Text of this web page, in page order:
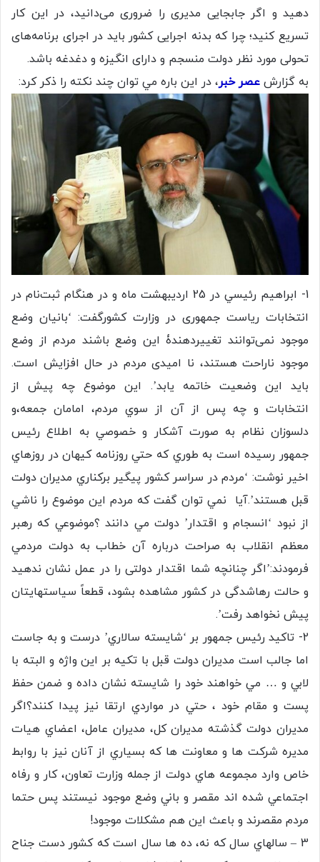
دهید و اگر جابجایی مدیری را ضروری می‌دانید، در این کار
تسریع کنید؛ چرا که بدنه اجرایی کشور باید در اجرای برنامه‌های
تحولی مورد نظر دولت منسجم و دارای انگیزه و دغدغه باشد.
به گزارش عصر خبر، در اين باره مي توان چند نكته را ذكر كرد:
1- ابراهيم رئيسي در 25 ارديبهشت ماه و در هنگام ثبت‌نام در
انتخابات ریاست جمهوری در وزارت کشورگفت: ‘بانیان وضع
موجود نمی‌توانند تغییردهندۀ این وضع باشند مردم از وضع
موجود ناراحت هستند، نا امیدی مردم در حال افزایش است.
باید این وضعیت خاتمه یابد’. اين موضوع چه پيش از
انتخابات و چه پس از آن از سوي مردم، امامان جمعه،و
دلسوزان نظام به صورت آشكار و خصوصي به اطلاع رئيس
جمهور رسيده است به طوري كه حتي روزنامه كيهان در روزهاي
اخير نوشت: ‘مردم در سراسر كشور پيگير بركناري مديران دولت
قبل هستند’.آيا نمي توان گفت كه مردم اين موضوع را ناشي
از نبود ‘انسجام و اقتدار’ دولت مي دانند ؟موضوعي كه رهبر
معظم انقلاب به صراحت درباره آن خطاب به دولت مردمي
فرمودند:’اگر چنانچه شما اقتدار دولتی را در عمل نشان ندهید
و حالت رهاشدگی در کشور مشاهده بشود، قطعاً سیاستهایتان
پیش نخواهد رفت’.
2- تاكيد رئيس جمهور بر ‘شايسته سالاري’ درست و به جاست
اما جالب است مديران دولت قبل با تكيه بر اين واژه و البته با
لابي و … مي خواهند خود را شايسته نشان داده و ضمن حفظ
پست و مقام خود ، حتي در مواردي ارتقا نيز پيدا كنند؟اگر
مديران دولت گذشته مديران كل، مديران عامل، اعضاي هيات
مديره شركت ها و معاونت ها كه بسياري از آنان نيز با روابط
خاص وارد مجموعه هاي دولت از جمله وزارت تعاون، كار و رفاه
اجتماعي شده اند مقصر و باني وضع موجود نيستند پس حتما
مردم مقصرند و باعث اين هم مشكلات موجود!
3 – سالهاي سال كه نه، ده ها سال است كه كشور دست جناح